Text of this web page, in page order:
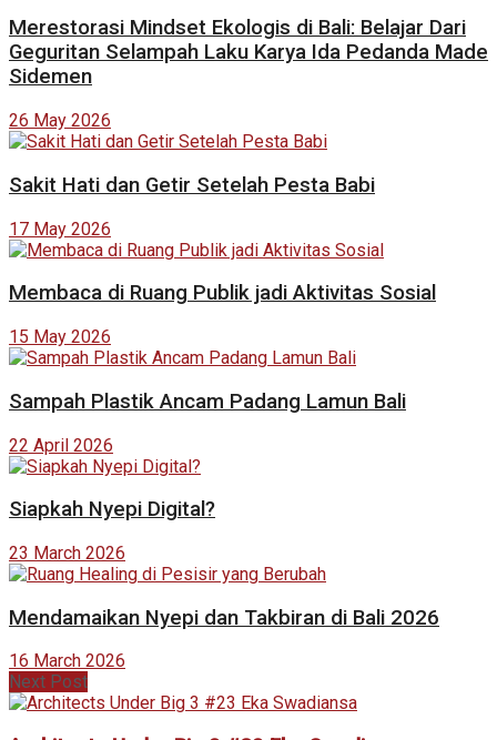
Merestorasi Mindset Ekologis di Bali: Belajar Dari
Geguritan Selampah Laku Karya Ida Pedanda Made
Sidemen
26 May 2026
Sakit Hati dan Getir Setelah Pesta Babi
17 May 2026
Membaca di Ruang Publik jadi Aktivitas Sosial
15 May 2026
Sampah Plastik Ancam Padang Lamun Bali
22 April 2026
Siapkah Nyepi Digital?
23 March 2026
Mendamaikan Nyepi dan Takbiran di Bali 2026
16 March 2026
Next Post